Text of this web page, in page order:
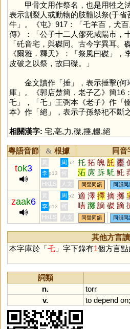
甲骨文用作祭名，也是用牲之
表示割裂人或動物的肢體以祭(于省
牛」。《屯》917：「乇羊百，犬
傳》：「公子十二人僇死咸陽市，
「矺音宅，與磔同。古今字異耳。
《爾雅．釋天》：「祭風曰磔」，
皮破之以祭，故曰磔。」
金文讀作「捶」，表示捶擊(何
庫」。《郭店楚簡．老子乙》簡16
乇」，「乇」王弼本《老子》作「
本》作「絕」，表示子孫祭祀不斷之
相關漢字: 宅,亳,力,磔,捶,輟,絕
粵語音節 & 根據 同音
tok3
黃 周 p2 托 拓 魄 託 橐
沰 庹 跅 馲 魠
李 p13
何
HKLS
人文 同聲同韻 同韻同
zaak6
黃 周 p2 適 澤 擇 摘 擲
嘖 躑 謫 磔 蹢
雿 齰 矠 賾 岝
李 p13
何
HKLS
人文 同聲同韻 同韻同
其他方言
本字庫於「乇」字下錄有1個方言
詞類
n.
torr
v.
to depend on;